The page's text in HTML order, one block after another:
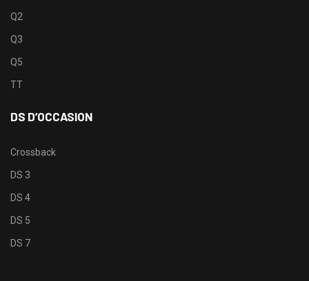
Q2
Q3
Q5
TT
DS D’OCCASION
Crossback
DS 3
DS 4
DS 5
DS 7